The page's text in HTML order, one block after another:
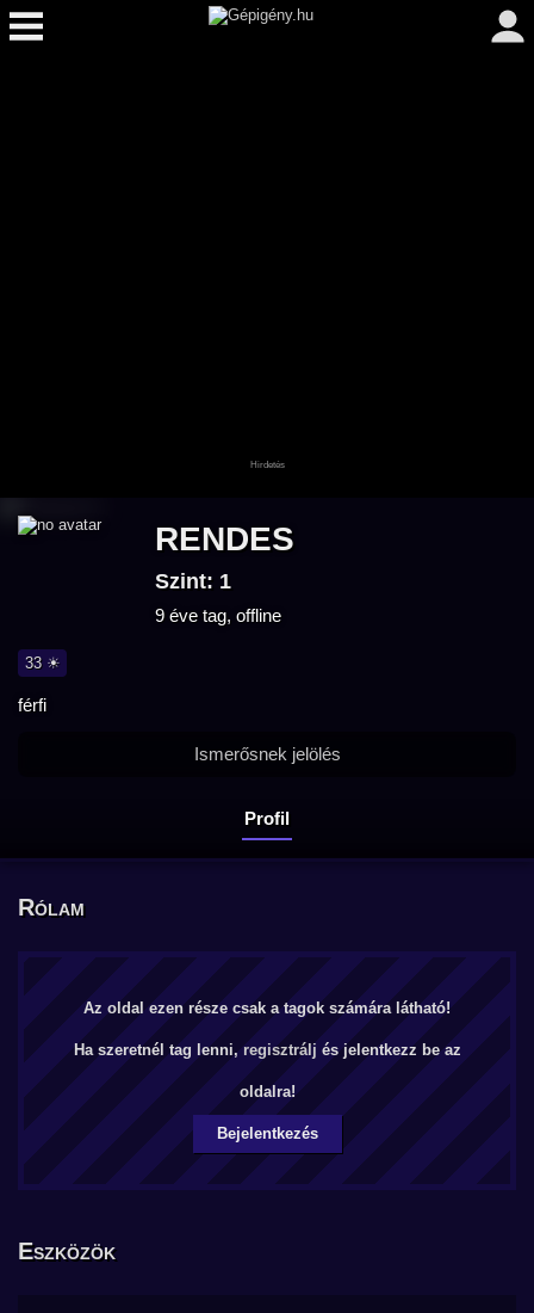
RENDES
Szint: 1
9 éve tag, offline
33 ☀
férfi
Profil
Ismerősnek jelölés
Rólam
Az oldal ezen része csak a tagok számára látható!
Ha szeretnél tag lenni, regisztrálj és jelentkezz be az
oldalra!
Bejelentkezés
Eszközök